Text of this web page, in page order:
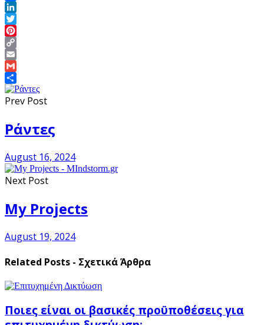
Facebook
LinkedIn
Twitter
Pinterest
Copy
Link
Email
Gmail
Share
Prev Post
Ράντες
August 16, 2024
Next Post
My Projects
August 19, 2024
Related Posts - Σχετικά Άρθρα
Ποιες είναι οι βασικές προϋποθέσεις για